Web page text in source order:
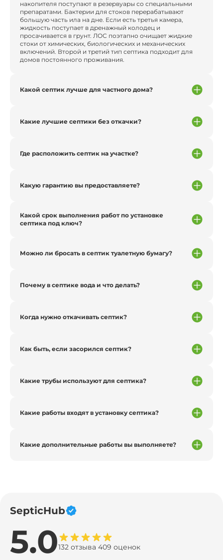
накопителя поступают в резервуары со специальными
препаратами. Бактерии для стоков перерабатывают
большую часть ила на дне. Если есть третья камера,
жидкость поступает в дренажный колодец и
просачивается в грунт. ЛОС поэтапно очищает жидкие
стоки от химических, биологических и механических
включений. Второй и третий тип септика подходит для
домов постоянного проживания.
Какой септик лучше для частного дома?
Какие лучшие септики без откачки?
Где расположить септик на участке?
Какую гарантию вы предоставляете?
Какой срок выполнения работ по установке
септика под ключ?
Можно ли бросать в септик туалетную бумагу?
Почему в септике вода и что делать?
Когда нужно откачивать септик?
Как быть, если засорился септик?
Какие трубы используют для септика?
Какие работы входят в установку септика?
Какие дополнительные работы вы выполняете?
SepticHub
5.0132 отзыва 409 оценок